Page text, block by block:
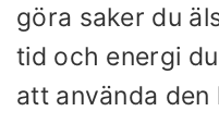
göra saker du
tid och energi
att använda